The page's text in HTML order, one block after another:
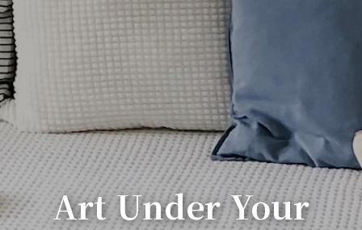
Art Under Your